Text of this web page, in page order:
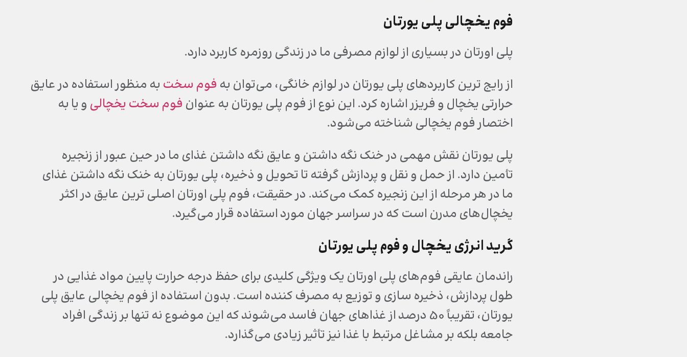
فوم یخچالی پلی یورتان
پلی اورتان در بسیاری از لوازم مصرفی ما در زندگی روزمره کاربرد دارد.
از رایج ترین کاربردهای پلی یورتان در لوازم خانگی، می‌توان به فوم سخت به منظور استفاده در عایق
حرارتی یخچال و فریزر اشاره کرد. این نوع از فوم پلی یورتان به عنوان فوم سخت یخچالی و یا به
اختصار فوم یخچالی شناخته می‌شود.
پلی یورتان نقش مهمی در خنک نگه داشتن و عایق نگه داشتن غذای ما در حین عبور از زنجیره
تأمین دارد. از حمل و نقل و پردازش گرفته تا تحویل و ذخیره، پلی یورتان به خنک نگه داشتن غذای
ما در هر مرحله از این زنجیره کمک می‌کند. در حقیقت، فوم پلی اورتان اصلی ترین عایق در اکثر
یخچال‌های مدرن است که در سراسر جهان مورد استفاده قرار می‌گیرد.
گرید انرژی یخچال و فوم پلی یورتان
راندمان عایقی فوم‌های پلی اورتان یک ویژگی کلیدی برای حفظ درجه حرارت پایین مواد غذایی در
طول پردازش، ذخیره سازی و توزیع به مصرف کننده است. بدون استفاده از فوم یخچالی عایق پلی
یورتان، تقریباً 50 درصد از غذاهای جهان فاسد می‌شوند که این موضوع نه تنها بر زندگی افراد
جامعه بلکه بر مشاغل مرتبط با غذا نیز تأثیر زیادی می‌گذارد.